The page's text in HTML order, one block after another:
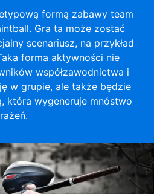
formą zabawy team
Gra ta może zostać
scenariusz, na przykład
forma aktywności nie
współzawodnictwa i
w grupie, ale także będzie
która wygeneruje mnóstwo